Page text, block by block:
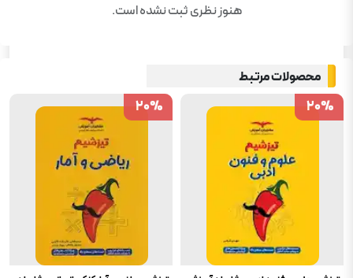
هنوز نظری ثبت نشده است.
محصولات مرتبط
20%
20%
20%
20%